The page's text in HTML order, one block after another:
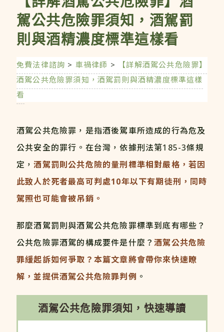
駕公共危險罪須知，酒駕罰
則與酒精濃度標準這樣看
免費法律諮詢 > 車禍律師 >
【詳解酒駕公共危險罪】
酒駕公共危險罪須知，酒駕罰則與酒精濃度標準這樣
看
酒駕公共危險罪，是指酒後駕車所造成的行為危及
公共安全的罪行。在台灣，依據刑法第185-3條規
定，酒駕罰則公共危險的量刑標準相對嚴格，若因
此致人於死者最高可判處10年以下有期徒刑，同時
駕照也可能會被吊銷。
那麼酒駕罰則與酒駕公共危險罪標準到底有哪些？
公共危險罪酒駕的構成要件是什麼？酒駕公共危險
罪緩起訴如何爭取？本篇文章將會帶你來快速瞭
解，並提供酒駕公共危險罪判例 。
酒駕公共危險罪須知，快速導讀